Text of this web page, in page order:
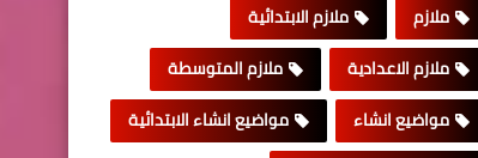
ملازم
ملازم الابتدائية
ملازم الاعدادية
ملازم المتوسطة
مواضيع انشاء
مواضيع انشاء الابتدائية